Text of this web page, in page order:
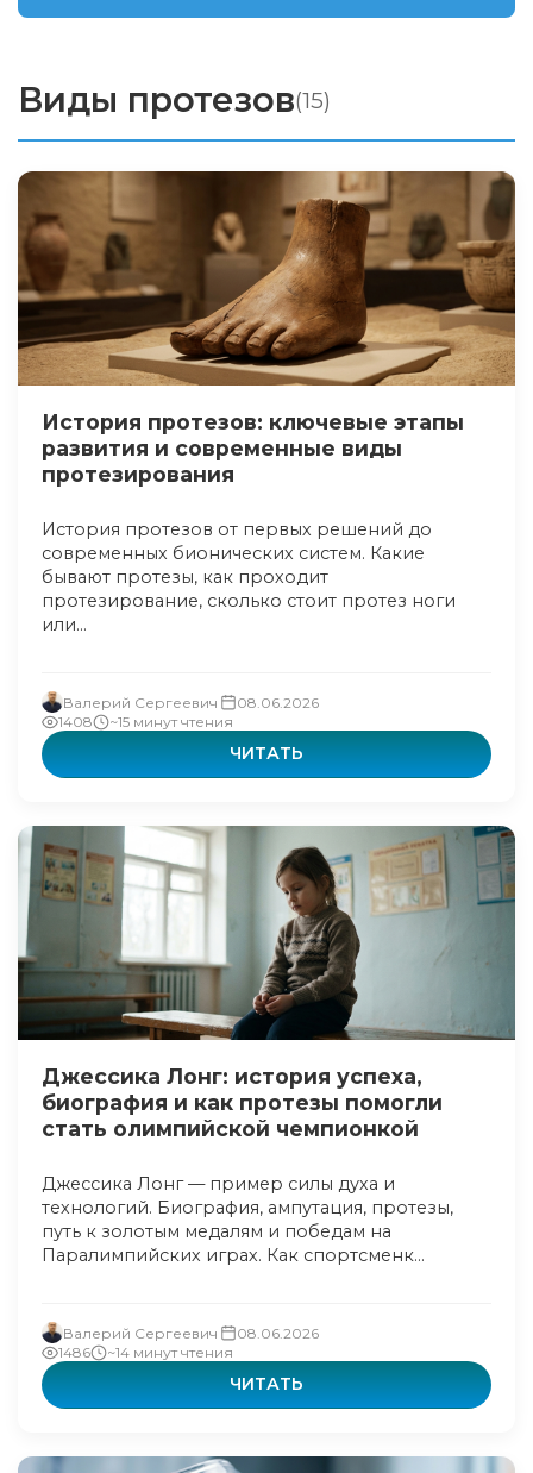
Виды протезов(15)
История протезов: ключевые этапы
развития и современные виды
протезирования
История протезов от первых решений до
современных бионических систем. Какие
бывают протезы, как проходит
протезирование, сколько стоит протез ноги
или...
Валерий Сергеевич
08.06.2026
1408
~15 минут чтения
ЧИТАТЬ
Джессика Лонг: история успеха,
биография и как протезы помогли
стать олимпийской чемпионкой
Джессика Лонг — пример силы духа и
технологий. Биография, ампутация, протезы,
путь к золотым медалям и победам на
Паралимпийских играх. Как спортсменк...
Валерий Сергеевич
08.06.2026
1486
~14 минут чтения
ЧИТАТЬ